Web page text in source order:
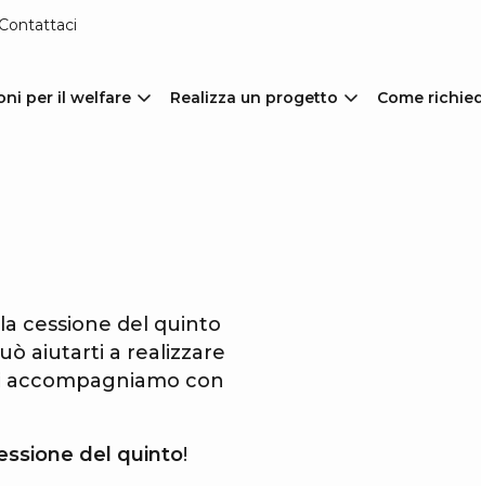
Contattaci
per il welfare Realizza un progetto Come
cessione del quinto
aiutarti a realizzare
con
del quinto!